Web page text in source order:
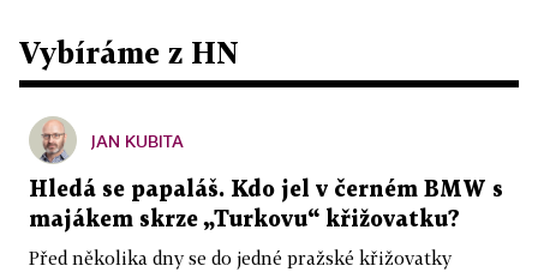
Vybíráme z HN
JAN KUBITA
Hledá se papaláš. Kdo jel v černém BMW s
majákem skrze „Turkovu“ křižovatku?
Před několika dny se do jedné pražské křižovatky